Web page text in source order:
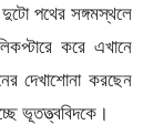
পথের সঙ্গমস্থলে
করে এখানে
দেখাশোনা করছেন
ভূতত্ত্ববিদকে।